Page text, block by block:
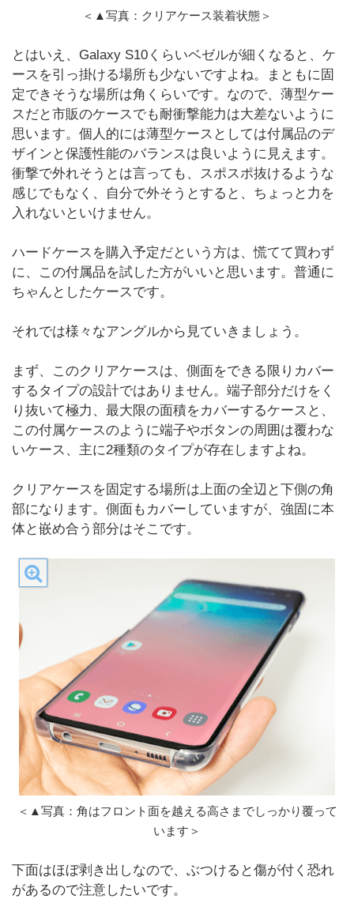
＜▲写真：クリアケース装着状態＞
とはいえ、Galaxy S10くらいベゼルが細くなると、ケ
ースを引っ掛ける場所も少ないですよね。まともに固
定できそうな場所は角くらいです。なので、薄型ケー
スだと市販のケースでも耐衝撃能力は大差ないように
思います。個人的には薄型ケースとしては付属品のデ
ザインと保護性能のバランスは良いように見えます。
衝撃で外れそうとは言っても、スポスポ抜けるような
感じでもなく、自分で外そうとすると、ちょっと力を
入れないといけません。
ハードケースを購入予定だという方は、慌てて買わず
に、この付属品を試した方がいいと思います。普通に
ちゃんとしたケースです。
それでは様々なアングルから見ていきましょう。
まず、このクリアケースは、側面をできる限りカバー
するタイプの設計ではありません。端子部分だけをく
り抜いて極力、最大限の面積をカバーするケースと、
この付属ケースのように端子やボタンの周囲は覆わな
いケース、主に2種類のタイプが存在しますよね。
クリアケースを固定する場所は上面の全辺と下側の角
部になります。側面もカバーしていますが、強固に本
体と嵌め合う部分はそこです。
＜▲写真：角はフロント面を越える高さまでしっかり覆って
います＞
下面はほぼ剥き出しなので、ぶつけると傷が付く恐れ
があるので注意したいです。